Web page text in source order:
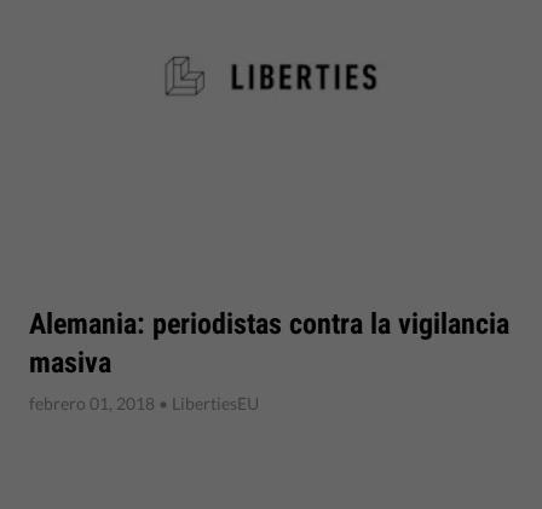
Alemania: periodistas contra la vigilancia
masiva
febrero 01, 2018 • LibertiesEU